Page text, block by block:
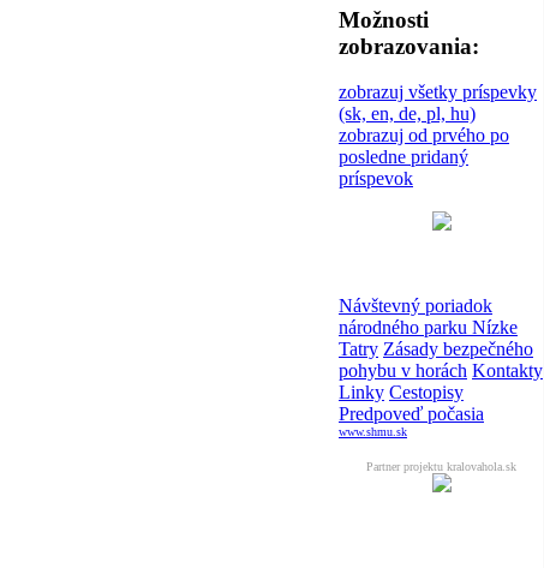
Možnosti
zobrazovania:
zobrazuj všetky príspevky
(sk, en, de, pl, hu)
zobrazuj od prvého po
posledne pridaný
príspevok
Návštevný poriadok
národného parku Nízke
Tatry Zásady bezpečného
pohybu v horách Kontakty
Linky Cestopisy
Predpoveď počasia
www.shmu.sk
Partner projektu kralovahola.sk